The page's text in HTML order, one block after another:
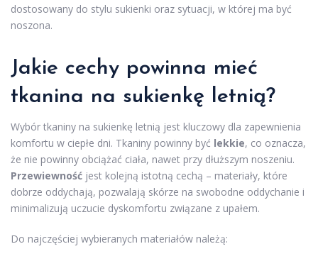
dostosowany do stylu sukienki oraz sytuacji, w której ma być
noszona.
Jakie cechy powinna mieć
tkanina na sukienkę letnią?
Wybór tkaniny na sukienkę letnią jest kluczowy dla zapewnienia
komfortu w ciepłe dni. Tkaniny powinny być lekkie, co oznacza,
że nie powinny obciążać ciała, nawet przy dłuższym noszeniu.
Przewiewność jest kolejną istotną cechą – materiały, które
dobrze oddychają, pozwalają skórze na swobodne oddychanie i
minimalizują uczucie dyskomfortu związane z upałem.
Do najczęściej wybieranych materiałów należą: